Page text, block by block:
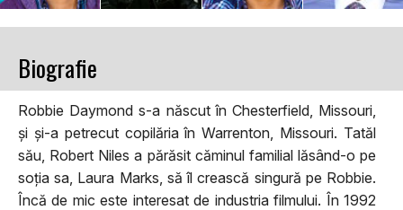
Biografie
Robbie Daymond s-a născut în Chesterfield, Missouri,
și și-a petrecut copilăria în Warrenton, Missouri. Tatăl
său, Robert Niles a părăsit căminul familial lăsând-o pe
soția sa, Laura Marks, să îl crească singură pe Robbie.
Încă de mic este interesat de industria filmului. În 1992